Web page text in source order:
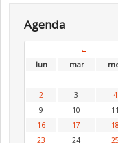
Agenda
←
lun
mar
2
3 4
9
10 11
16
17 18
23
24 25